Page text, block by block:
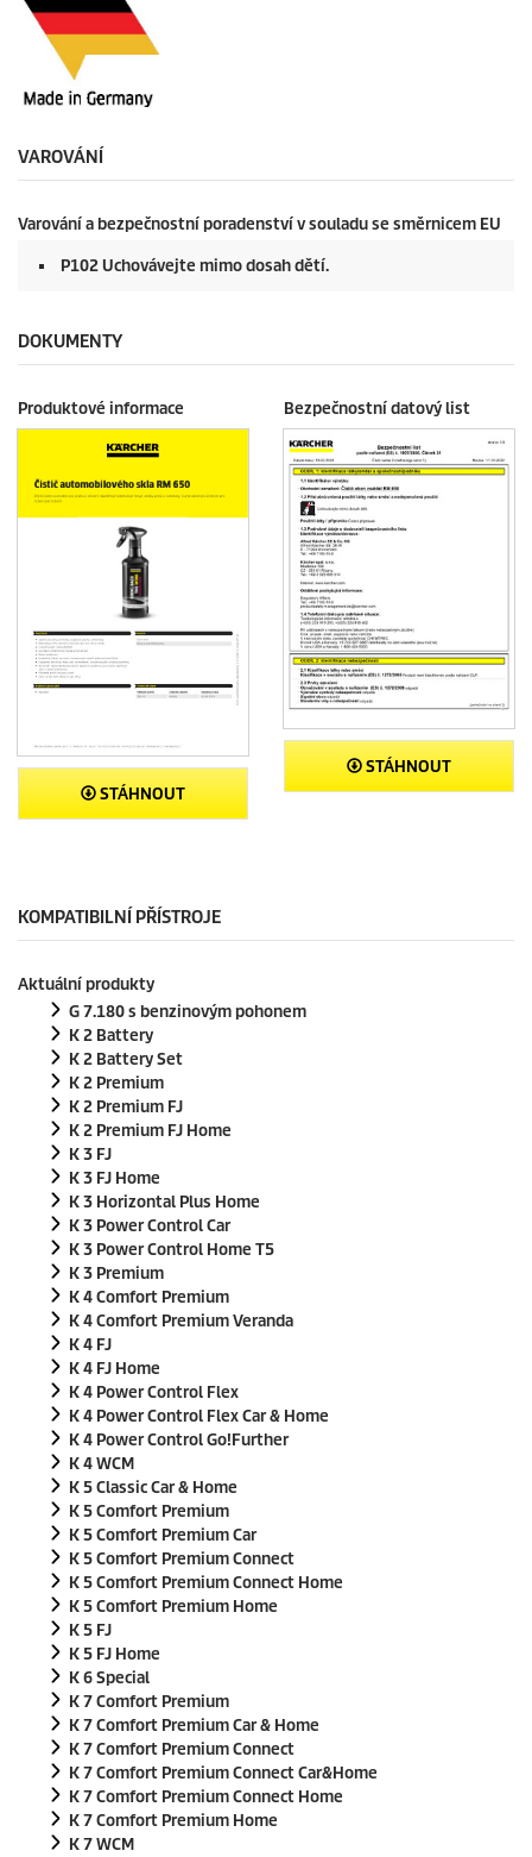
VAROVÁNÍ
Varování a bezpečnostní poradenství v souladu se směrnicem EU
P102 Uchovávejte mimo dosah dětí.
DOKUMENTY
Produktové informace
STÁHNOUT
Bezpečnostní datový list
STÁHNOUT
KOMPATIBILNÍ PŘÍSTROJE
Aktuální produkty
G 7.180 s benzinovým pohonem
K 2 Battery
K 2 Battery Set
K 2 Premium
K 2 Premium FJ
K 2 Premium FJ Home
K 3 FJ
K 3 FJ Home
K 3 Horizontal Plus Home
K 3 Power Control Car
K 3 Power Control Home T5
K 3 Premium
K 4 Comfort Premium
K 4 Comfort Premium Veranda
K 4 FJ
K 4 FJ Home
K 4 Power Control Flex
K 4 Power Control Flex Car & Home
K 4 Power Control Go!Further
K 4 WCM
K 5 Classic Car & Home
K 5 Comfort Premium
K 5 Comfort Premium Car
K 5 Comfort Premium Connect
K 5 Comfort Premium Connect Home
K 5 Comfort Premium Home
K 5 FJ
K 5 FJ Home
K 6 Special
K 7 Comfort Premium
K 7 Comfort Premium Car & Home
K 7 Comfort Premium Connect
K 7 Comfort Premium Connect Car&Home
K 7 Comfort Premium Connect Home
K 7 Comfort Premium Home
K 7 WCM